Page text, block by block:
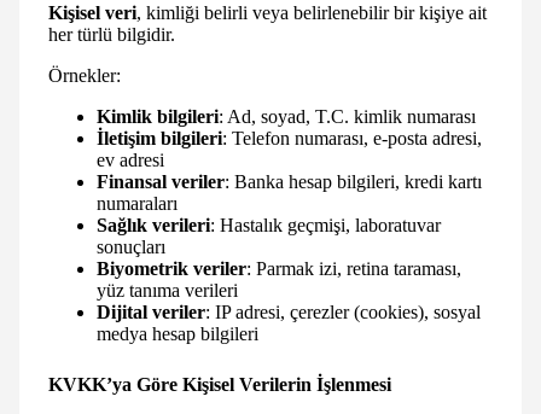
Kişisel veri, kimliği belirli veya belirlenebilir bir kişiye ait
her türlü bilgidir.
Örnekler:
Kimlik bilgileri: Ad, soyad, T.C. kimlik numarası
İletişim bilgileri: Telefon numarası, e-posta adresi,
ev adresi
Finansal veriler: Banka hesap bilgileri, kredi kartı
numaraları
Sağlık verileri: Hastalık geçmişi, laboratuvar
sonuçları
Biyometrik veriler: Parmak izi, retina taraması,
yüz tanıma verileri
Dijital veriler: IP adresi, çerezler (cookies), sosyal
medya hesap bilgileri
KVKK’ya Göre Kişisel Verilerin İşlenmesi